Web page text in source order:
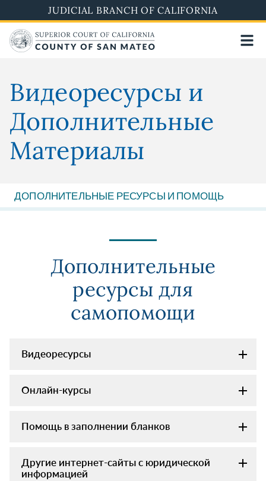
to
main
content
JUDICIAL BRANCH OF CALIFORNIA
Bидеоресурсы и
Дополнительные
Mатериалы
ДОПОЛНИТЕЛЬНЫЕ РЕСУРСЫ И ПОМОЩЬ
Дополнительные
ресурсы для
самопомощи
Видеоресурсы
Онлайн-курсы
Помощь в заполнении бланков
Другие интернет-сайты с юридической
информацией